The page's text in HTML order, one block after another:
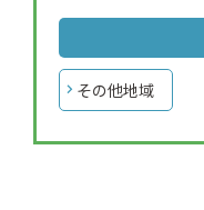
その他地域